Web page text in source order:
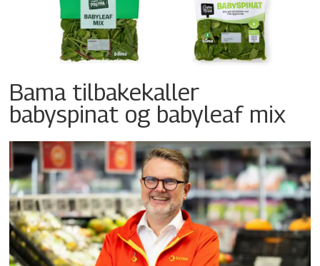
Bama tilbakekaller
babyspinat og babyleaf mix